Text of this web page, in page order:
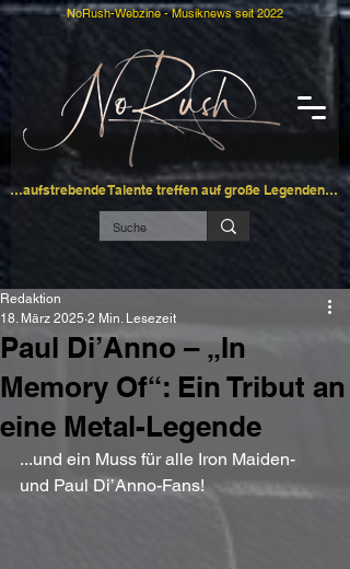
…aufstrebende Talente treffen auf große Legenden…
NoRush-Webzine - Musiknews seit 2022
Paul Di’Anno – „In
Memory Of“: Ein Tribut an
eine Metal-Legende
Redaktion
18. März 2025 2 Min. Lesezeit
...und ein Muss für alle Iron Maiden-
und Paul Di’Anno-Fans!